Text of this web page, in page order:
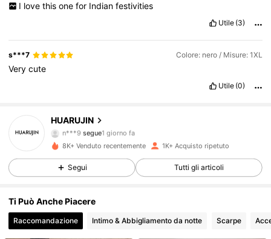
I love this one for Indian festivities
Utile (3)
s***7 Colore: nero / Misure: 1XL
Verycute
Utile (0)
HUARUJIN
n***9 segue1 giorno fa
4.84
3.6K Follower
3.6K Follower
4.84 3.6K Follower
8K+ Venduto recentemente 1K+ Acquisto ripetuto
Segui Tutti gli articoli
Ti Può Anche Piacere
Raccomandazione Intimo & Abbigliamento da notte Scarpe